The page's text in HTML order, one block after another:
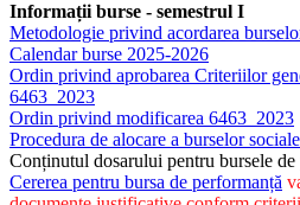
Informații burse - semestrul I
Metodologie privind acordarea
Calendar burse 2025-2026
Ordin privind aprobarea Criteriilor
6463_2023
Ordin privind modificarea 6463_2023
Procedura de alocare a burselor
Conținutul dosarului pentru bursele
Cererea pentru bursa de performanță